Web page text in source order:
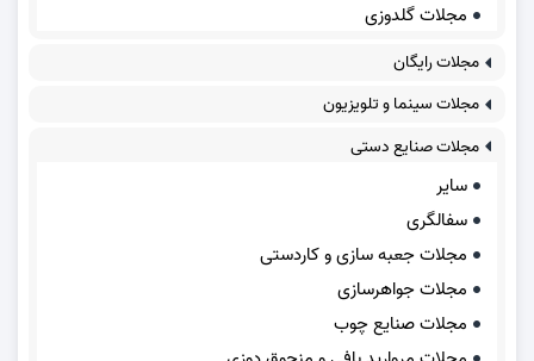
مجلات گلدوزی
مجلات رایگان
مجلات سینما و تلویزیون
مجلات صنایع دستی
سایر
سفالگری
مجلات جعبه سازی و کاردستی
مجلات جواهرسازی
مجلات صنایع چوب